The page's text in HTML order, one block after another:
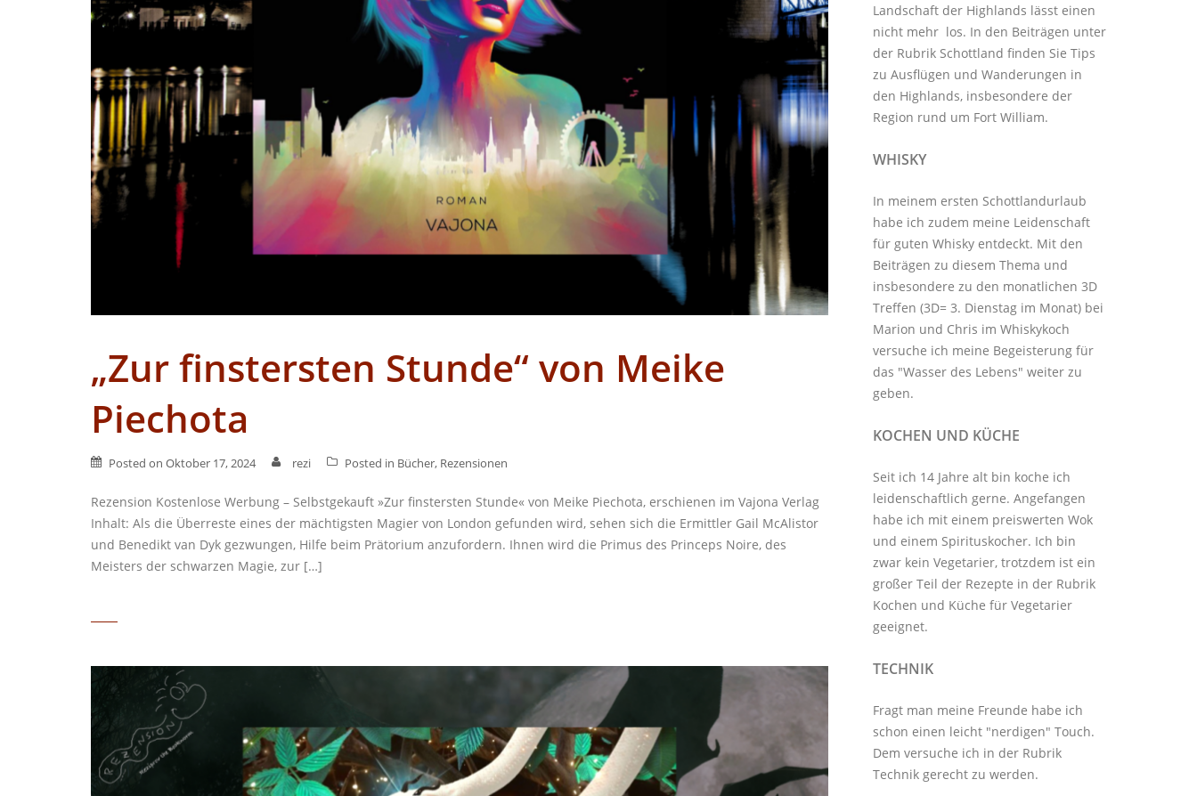
„Zur finstersten Stunde“ von Meike
Piechota
Posted on Oktober 17, 2024 rezi Posted in Bücher, Rezensionen
Rezension Kostenlose Werbung – Selbstgekauft »Zur finstersten Stunde« von Meike Piechota, erschienen im Vajona Verlag
Inhalt: Als die Überreste eines der mächtigsten Magier von London gefunden wird, sehen sich die Ermittler Gail McAlistor
und Benedikt van Dyk gezwungen, Hilfe beim Prätorium anzufordern. Ihnen wird die Primus des Princeps Noire, des
Meisters der schwarzen Magie, zur […]
Landschaft der Highlands lässt einen
nicht mehr los. In den Beiträgen unter
der Rubrik Schottland finden Sie Tips
zu Ausflügen und Wanderungen in
den Highlands, insbesondere der
Region rund um Fort William.
WHISKY
In meinem ersten Schottlandurlaub
habe ich zudem meine Leidenschaft
für guten Whisky entdeckt. Mit den
Beiträgen zu diesem Thema und
insbesondere zu den monatlichen 3D
Treffen (3D= 3. Dienstag im Monat) bei
Marion und Chris im Whiskykoch
versuche ich meine Begeisterung für
das "Wasser des Lebens" weiter zu
geben.
KOCHEN UND KÜCHE
Seit ich 14 Jahre alt bin koche ich
leidenschaftlich gerne. Angefangen
habe ich mit einem preiswerten Wok
und einem Spirituskocher. Ich bin
zwar kein Vegetarier, trotzdem ist ein
großer Teil der Rezepte in der Rubrik
Kochen und Küche für Vegetarier
geeignet.
TECHNIK
Fragt man meine Freunde habe ich
schon einen leicht "nerdigen" Touch.
Dem versuche ich in der Rubrik
Technikgerecht zu werden.